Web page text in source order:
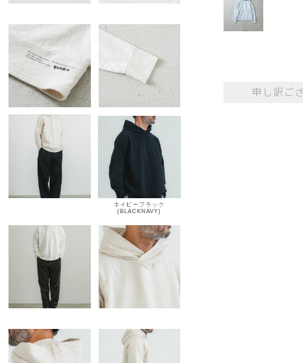
ネイビーブラック
(BLACKNAVY)
申し訳ご